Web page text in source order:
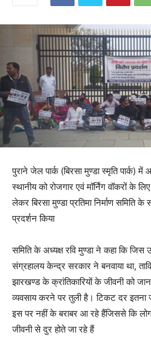
पुराने जेल पार्क (बिरसा मुण्डा स्मृति
स्थानीय को रोजगार एवं मॉर्निंग वॉकरों के
लेकर बिरसा मुण्डा प्रतिमा निर्माण समिति के
प्रदर्शन किया
समिति के अध्यक्ष रवि मुण्डा ने कहा कि जिस
संग्रहालय केन्द्र सरकार ने बनवाया था,
झारखण्ड के क्रांतिकारियों के जीवनी को
व्यवसाय करने पर तुली है। टिकट दर इतना
इस पर नहीं के बराबर आ रहे हैंजिससे कि लोग
जीवनी से दुर होते जा रहे हैं